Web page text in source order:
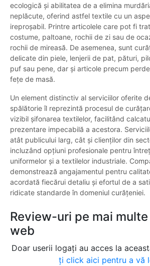
ecologică și abilitatea de a elimina
neplăcute, oferind astfel textile cu un
ireproșabil. Printre articolele care pot fi
costume, paltoane, rochii de zi sau de
rochii de mireasă. De asemenea, sunt
delicate din piele, lenjerii de pat, pături,
puf sau pene, dar și articole precum
fețe de masă.
Un element distinctiv al serviciilor oferite
spălătorie îl reprezintă procesul de
vizibil șifonarea textilelor, facilitând
prezentare impecabilă a acestora.
atât publicului larg, cât și clienților din
incluzând opțiuni profesionale pentru
uniformelor și a textilelor industriale.
demonstrează angajamentul pentru
acordată fiecărui detaliu și efortul de a
ridicate standarde în domeniul curățeniei.
Review-uri pe mai
web
Doar userii logați au acces la
ți click aici pentru a vă